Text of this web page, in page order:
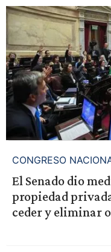
CONGRESO
El Senado dio
propiedad
ceder y eliminar